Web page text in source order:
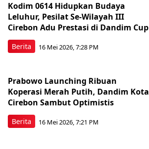
Berita
Kodim 0614 Hidupkan Budaya
Leluhur, Pesilat Se-Wilayah III
Cirebon Adu Prestasi di Dandim Cup
16 Mei 2026, 7:28 PM
Berita
Prabowo Launching Ribuan
Koperasi Merah Putih, Dandim Kota
Cirebon Sambut Optimistis
16 Mei 2026, 7:21 PM